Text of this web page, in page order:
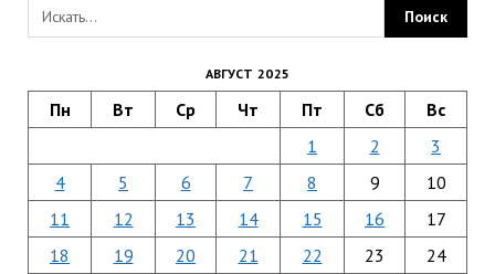
АВГУСТ 2025
Пн Вт Ср Чт Пт Сб Вс
1 2
3
4
5 6 7 8 9
10
11
12 13 14 15 16
17
18
19 20 21 22 23
24